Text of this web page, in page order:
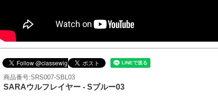
商品番号:SRS007-SBL03
SARAウルフレイヤー - Sブルー03